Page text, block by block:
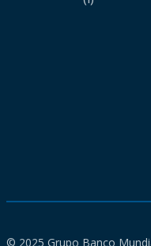
© 2025 Grupo Banco